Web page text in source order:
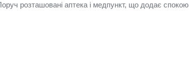
розташовані аптека і медпункт, що додає спокою